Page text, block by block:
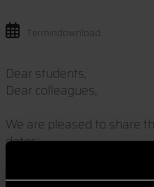
Termindownload
Dear students,
Dear colleagues,
We are pleased to share
dates:
Location: In front of the
SILC Building in case of